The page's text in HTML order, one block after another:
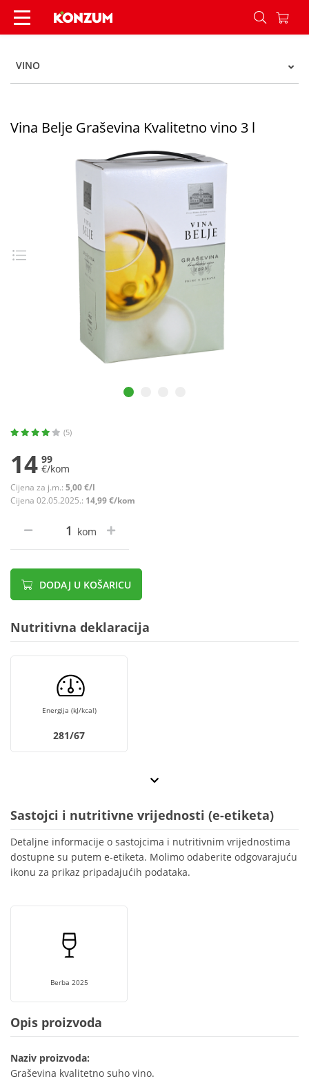
Vina Belje Graševina kvalitetno vino 3 l - Konzum
VINO
Vina Belje Graševina Kvalitetno vino 3 l
(5)
14 99
€/kom
Cijena za j.m.: 5,00 €/l
Cijena 02.05.2025.: 14,99 €/kom
kom
DODAJ U KOŠARICU
Nutritivna deklaracija
Energija (kJ/kcal)
281/67
Sastojci i nutritivne vrijednosti (e-etiketa)
Detaljne informacije o sastojcima i nutritivnim vrijednostima
dostupne su putem e-etiketa. Molimo odaberite odgovarajuću
ikonu za prikaz pripadajućih podataka.
Berba 2025
Opis proizvoda
Naziv proizvoda:
Graševina kvalitetno suho vino.